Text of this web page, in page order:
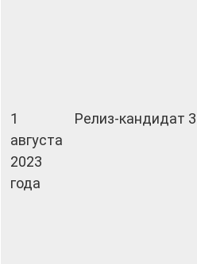
1
августа
2023
года
Релиз-кандидат 3